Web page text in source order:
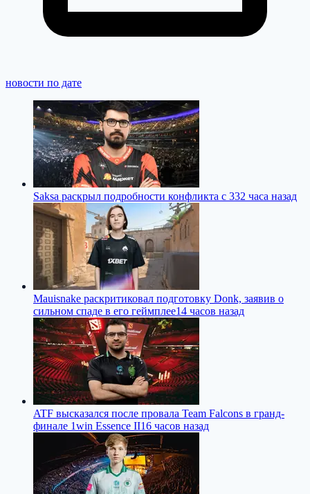
новости по дате
Saksa раскрыл подробности конфликта с 332 часа назад
Mauisnake раскритиковал подготовку Donk, заявив о
сильном спаде в его геймплее14 часов назад
ATF высказался после провала Team Falcons в гранд-
финале 1win Essence II16 часов назад